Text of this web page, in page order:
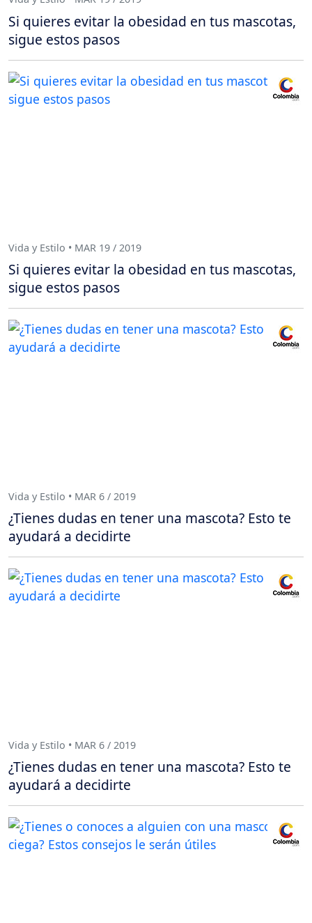
Si quieres evitar la obesidad en tus mascotas,
sigue estos pasos
Vida y Estilo • MAR 19 / 2019
Si quieres evitar la obesidad en tus mascotas,
sigue estos pasos
Vida y Estilo • MAR 6 / 2019
¿Tienes dudas en tener una mascota? Esto te
ayudará a decidirte
Vida y Estilo • MAR 6 / 2019
¿Tienes dudas en tener una mascota? Esto te
ayudará a decidirte